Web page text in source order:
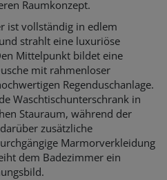
Raumkonzept.
ist vollständig in edlem
strahlt eine luxuriöse
Mittelpunkt bildet eine
mit rahmenloser
Regenduschanlage.
Waschtischunterschrank in
Stauraum, während der
zusätzliche
Marmorverkleidung
dem Badezimmer ein